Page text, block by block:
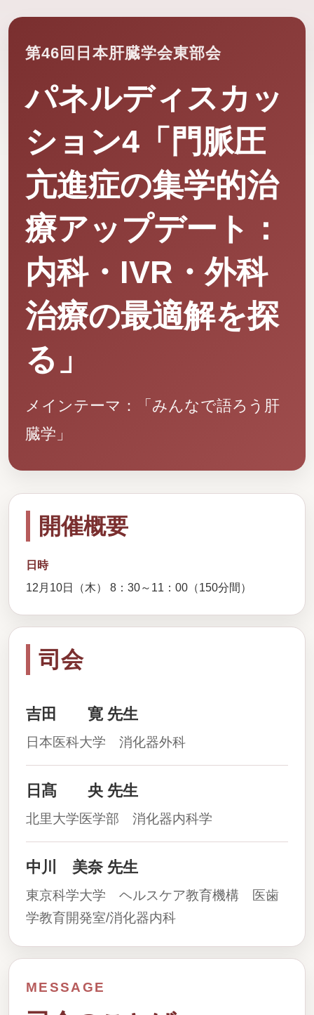
第46回日本肝臓学会東部会
パネルディスカッ
ション4「門脈圧
亢進症の集学的治
療アップデート：
内科・IVR・外科
治療の最適解を探
る」
メインテーマ：「みんなで語ろう肝
臓学」
開催概要
日時
12月10日（木） 8：30～11：00（150分間）
司会
吉田 寛 先生
日本医科大学 消化器外科
日髙 央 先生
北里大学医学部 消化器内科学
中川 美奈 先生
東京科学大学 ヘルスケア教育機構 医歯
学教育開発室/消化器内科
MESSAGE